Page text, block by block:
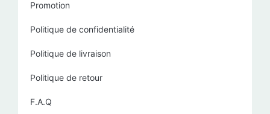
Promotion
Politique de confidentialité
Politique de livraison
Politique de retour
F.A.Q